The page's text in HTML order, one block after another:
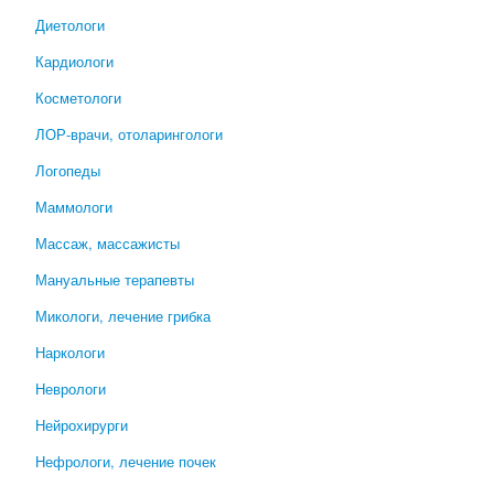
Диетологи
Кардиологи
Косметологи
ЛОР-врачи, отоларингологи
Логопеды
Маммологи
Массаж, массажисты
Мануальные терапевты
Микологи, лечение грибка
Наркологи
Неврологи
Нейрохирурги
Нефрологи, лечение почек